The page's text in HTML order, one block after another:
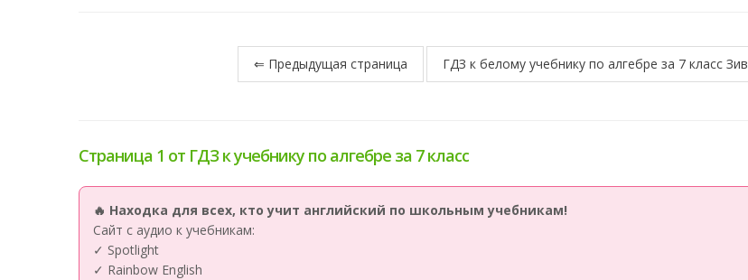
⇐ Предыдущая страница ГДЗ к белому учебнику по алгебре за 7 класс Зив
Страница 1 от ГДЗ к учебнику по алгебре за 7 класс
🔥 Находка для всех, кто учит английский по школьным учебникам!
Сайт с аудио к учебникам:
✓ Spotlight
✓ Rainbow English